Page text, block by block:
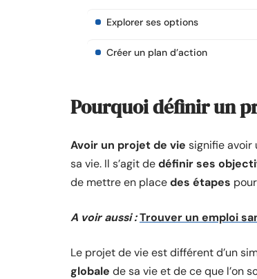
Explorer ses options
Créer un plan d’action
Pourquoi définir un
Avoir un projet de vie signifie avoir
sa vie. Il s’agit dedéfinir ses
de mettre en placedes étapes
A voir aussi :Trouver un emploi
Le projet de vie est différent d’un
globale de sa vie et de ce que l’on